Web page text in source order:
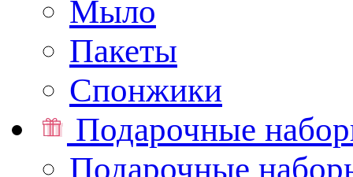
Мыло
Пакеты
Спонжики
Подарочные
Подарочные